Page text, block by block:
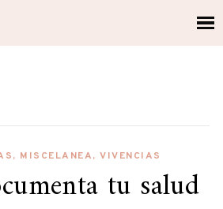
, MISCELANEA,VIVENCIAS
tu salud